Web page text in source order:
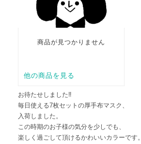
お待たせしました‼️
毎日使える7枚セットの厚手布マスク、
入荷しました。
この時期のお子様の気分を少しでも、
楽しく過ごして頂けるかわいいカラーです。